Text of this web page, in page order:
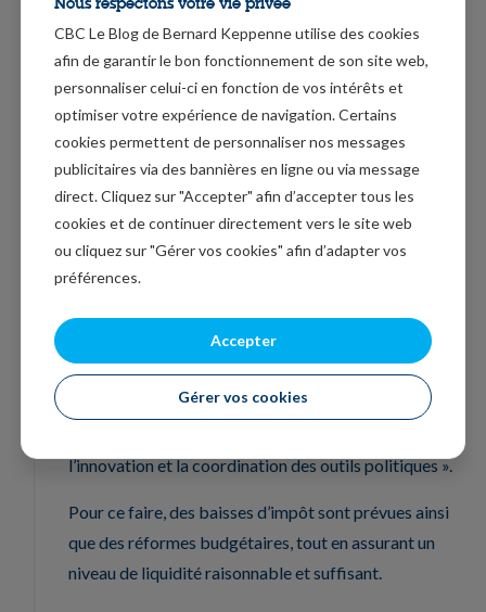
Réformes en vue ?
Les autorités chinoises ont tenu ces deux derniers
jours une conférence pour fixer les objectifs
économiques pour 2024.
On peut lire, après cette réunion, dans les médias
officiels que « nous devons mettre en place davantage
de politiques destinées à stabiliser les anticipations
l’emploi ». Et « il est nécessaire de renforcer les
ajustements contracycliques et intercycliques, mettre
en œuvre une politique budgétaire proactive et une
l’innovation et la coordination des outils politiques ».
Pour ce faire, des baisses d’impôt sont prévues ainsi
que des réformes budgétaires, tout en assurant un
niveau de liquidité raisonnable et suffisant.
CBC Le Blog de Bernard Keppenne utilise des cookies
afin de garantir le bon fonctionnement de son site web,
personnaliser celui-ci en fonction de vos intérêts et
optimiser votre expérience de navigation. Certains
cookies permettent de personnaliser nos messages
publicitaires via des bannières en ligne ou via message
direct. Cliquez sur "Accepter" afin d’accepter tous les
cookies et de continuer directement vers le site web
ou cliquez sur "Gérer vos cookies" afin d’adapter vos
préférences.
Accepter
Gérer vos cookies